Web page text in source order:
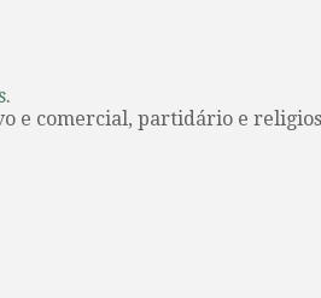
.
e comercial, partidário e